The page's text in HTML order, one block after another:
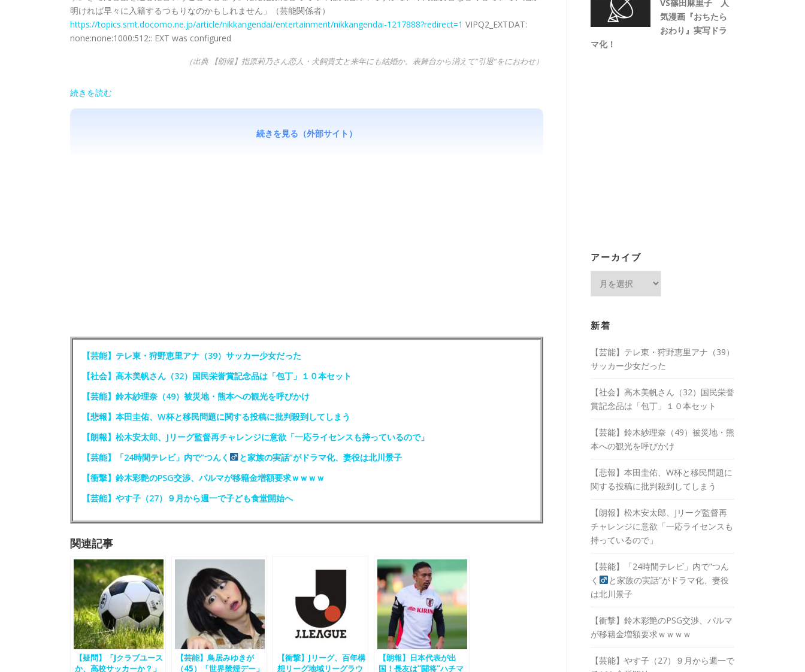
明ければ早々に入籍するつもりなのかもしれません」（芸能関係者）
https://topics.smt.docomo.ne.jp/article/nikkangendai/entertainment/nikkangendai-1217888?redirect=1 VIPQ2_EXTDAT:
none:none:1000:512:: EXT was configured
（出典 【朗報】指原莉乃さん恋人・犬飼貴丈と来年にも結婚か。表舞台から消えて”引退”をにおわせ）
続きを読む
続きを見る（外部サイト）
【芸能】テレ東・狩野恵里アナ（39）サッカー少女だった
【社会】高木美帆さん（32）国民栄誉賞記念品は「包丁」１０本セット
【芸能】鈴木紗理奈（49）被災地・熊本への観光を呼びかけ
【悲報】本田圭佑、W杯と移民問題に関する投稿に批判殺到してしまう
【朗報】松木安太郎、Jリーグ監督再チャレンジに意欲「一応ライセンスも持っているので」
【芸能】「24時間テレビ」内で”つんく
と家族の実話”がドラマ化、妻役は北川景子
【衝撃】鈴木彩艶のPSG交渉、パルマが移籍金増額要求ｗｗｗｗ
【芸能】やす子（27）９月から週一で子ども食堂開始へ
関連記事
【疑問】「Jクラブユース
か、高校サッカーか？」
【芸能】鳥居みゆきが
（45）「世界禁煙デー」
【衝撃】Jリーグ、百年構
想リーグ地域リーグラウ
【朗報】日本代表が出
国！長友は”闘将”ハチマ
VS篠田麻里子 人
気漫画『おちたら
おわり』実写ドラ
マ化！
アーカイブ
イ
ブ
新着
【芸能】テレ東・狩野恵里アナ（39）
サッカー少女だった
【社会】高木美帆さん（32）国民栄誉
賞記念品は「包丁」１０本セット
【芸能】鈴木紗理奈（49）被災地・熊
本への観光を呼びかけ
【悲報】本田圭佑、W杯と移民問題に
関する投稿に批判殺到してしまう
【朗報】松木安太郎、Jリーグ監督再
チャレンジに意欲「一応ライセンスも
持っているので」
【芸能】「24時間テレビ」内で”つん
く
と家族の実話”がドラマ化、妻役
は北川景子
【衝撃】鈴木彩艶のPSG交渉、パルマ
が移籍金増額要求ｗｗｗｗ
【芸能】やす子（27）９月から週一で